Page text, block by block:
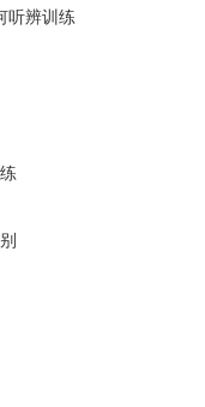
听辨训练